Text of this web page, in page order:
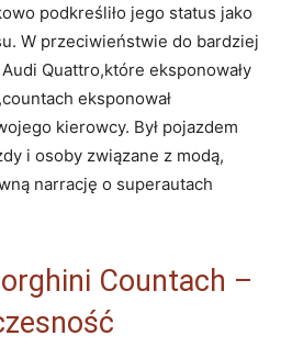
podkreśliło jego status jako
W przeciwieństwie do bardziej
Quattro,które eksponowały
eksponował
kierowcy. Był pojazdem
i osoby związane z modą,
narrację o superautach
Countach –